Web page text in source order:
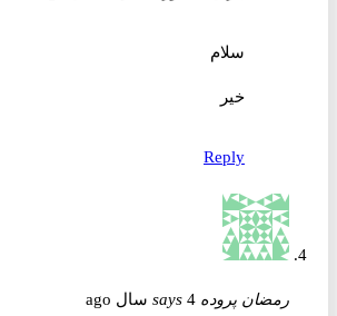
سلام
Reply
رمضان پروده says 4 سال ago